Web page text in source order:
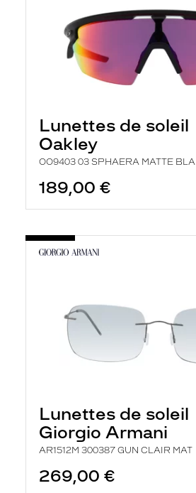
Lunettes de soleil
Oakley
OO9403 03 SPHAERA MATTE BLA
189,00 €
Lunettes de soleil
Giorgio Armani
AR1512M 300387 GUN CLAIR MAT
269,00 €